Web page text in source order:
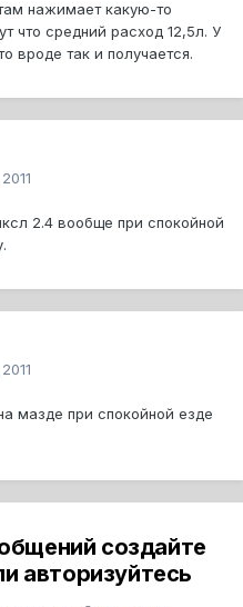
нажимает какую-то
что средний расход 12,5л. У
вроде так и получается.
2.4 вообще при спокойной
мазде при спокойной езде
создайте
авторизуйтесь